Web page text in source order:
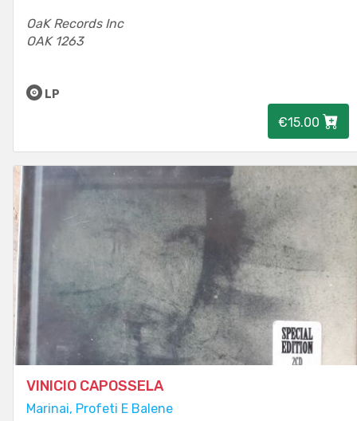
OaK Records Inc
OAK 1263
LP
€15.00
VINICIO CAPOSSELA
Marinai, Profeti E Balene